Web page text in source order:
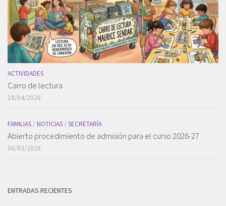
ACTIVIDADES
Carro de lectura
18/04/2026
FAMILIAS / NOTICIAS / SECRETARÍA
Abierto procedimiento de admisión para el curso 2026-27
06/03/2026
ENTRADAS RECIENTES